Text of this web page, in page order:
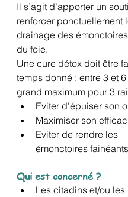
Il s’agit d’apporter un
renforcer ponctuellement
drainage des
du foie.
Une cure détox doit être
temps donné : entre 3 et
grand maximum pour 3
Eviter d’épuiser son
Maximiser son
Eviter de rendre les
émonctoires fainéants
Qui est concerné ?
Les citadins et/ou les